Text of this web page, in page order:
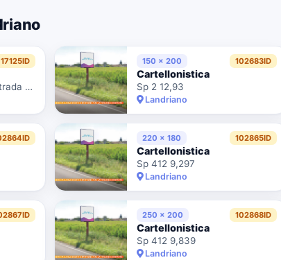
17125ID
Strada Provinciale Ex Strada Statale 412 Della Val Tidone
150 x 200 102683ID
Cartellonistica
Sp 2 12,93
Landriano
220 x 180 102865ID
Cartellonistica
Sp 412 9,297
Landriano
250 x 200 102868ID
Cartellonistica
Sp 412 9,839
Landriano